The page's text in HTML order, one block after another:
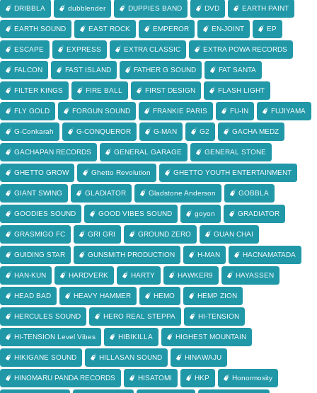
DRIBBLA dubblender DUPPIES BAND DVD EARTH PAINT
EARTH SOUND EAST ROCK EMPEROR EN-JOINT EP
ESCAPE EXPRESS EXTRA CLASSIC EXTRA POWA RECORDS
FALCON FAST ISLAND FATHER G SOUND FAT SANTA
FILTER KINGS FIRE BALL FIRST DESIGN FLASH LIGHT
FLY GOLD FORGUN SOUND FRANKIE PARIS FU-IN FUJIYAMA
G-Conkarah G-CONQUEROR G-MAN G2 GACHA MEDZ
GACHAPAN RECORDS GENERAL GARAGE GENERAL STONE
GHETTO GROW Ghetto Revolution GHETTO YOUTH ENTERTAINMENT
GIANT SWING GLADIATOR Gladstone Anderson GOBBLA
GOODIES SOUND GOOD VIBES SOUND goyon GRADIATOR
GRASMIGO FC GRI GRI GROUND ZERO GUAN CHAI
GUIDING STAR GUNSMITH PRODUCTION H-MAN HACNAMATADA
HAN-KUN HARDVERK HARTY HAWKER9 HAYASSEN
HEAD BAD HEAVY HAMMER HEMO HEMP ZION
HERCULES SOUND HERO REAL STEPPA HI-TENSION
HI-TENSION Level Vibes HIBIKILLA HIGHEST MOUNTAIN
HIKIGANE SOUND HILLASAN SOUND HINAWAJU
HINOMARU PANDA RECORDS HISATOMI HKP Honormosity